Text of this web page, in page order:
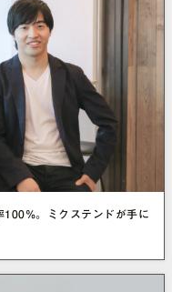
100%。ミクステンドが手に